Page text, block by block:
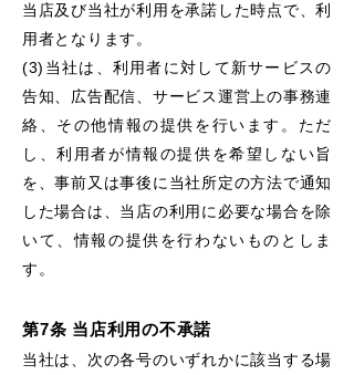
当店及び当社が利用を承諾した時点で、利
用者となります。
(3)当社は、利用者に対して新サービスの
告知、広告配信、サービス運営上の事務連
絡、その他情報の提供を行います。 ただ
し、利用者が情報の提供を希望しない旨
を、事前又は事後に当社所定の方法で通知
した場合は、当店の利用に必要な場合を除
いて、情報の提供を行わないものとしま
す。
第7条 当店利用の不承諾
当社は、次の各号のいずれかに該当する場